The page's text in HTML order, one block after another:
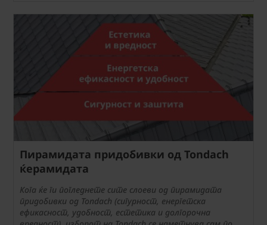
Пирамидата придобивки од Tondach
ќерамидата
Кога ќе ги погледнете сите слоеви од пирамидата
придобивки од Tondach (сигурност, енергетска
ефикасност, удобност, естетика и долгорочна